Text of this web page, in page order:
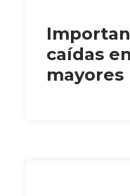
caídas
mayores